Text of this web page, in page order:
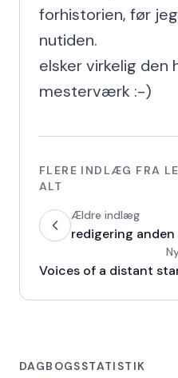
forhistorien, før
nutiden.
elsker virkelig den
mesterværk :-)
FLERE INDLÆG FRA
ALT
Ældre indlæg
redigering
Voices of a distant
DAGBOGSSTATISTIK